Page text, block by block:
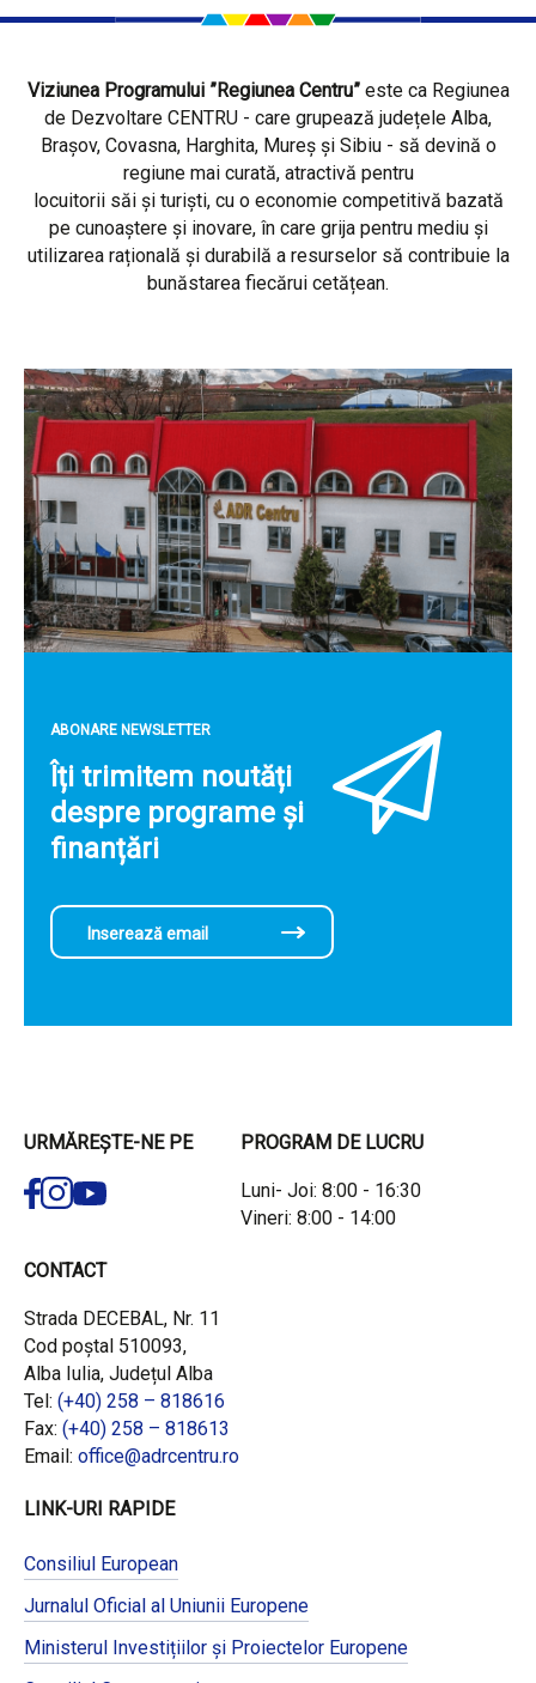
Viziunea Programului ”Regiunea Centru”este ca Regiunea
de Dezvoltare CENTRU - care grupează județele Alba,
Brașov, Covasna, Harghita, Mureș și Sibiu - să devină o
regiune mai curată, atractivă pentru
locuitorii săi și turiști, cu o economie competitivă bazată
pe cunoaștere și inovare, în care grija pentru mediu și
utilizarea rațională și durabilă a resurselor să contribuie la
bunăstarea fiecărui cetățean.
ABONARE NEWSLETTER
Îți trimitem noutăți
despre programe și
finanțări
URMĂREȘTE-NE PE PROGRAM DE LUCRU
Luni- Joi: 8:00 - 16:30
Vineri: 8:00 - 14:00
CONTACT
Strada DECEBAL, Nr. 11
Cod poștal 510093,
Alba Iulia, Județul Alba
Tel: (+40) 258 – 818616
Fax: (+40) 258 – 818613
Email: office@adrcentru.ro
LINK-URI RAPIDE
Consiliul European
Jurnalul Oficial al Uniunii Europene
Ministerul Investițiilor și Proiectelor Europene